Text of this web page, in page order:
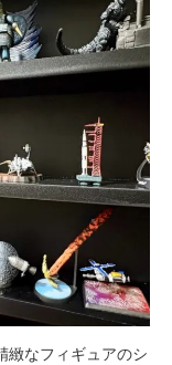
緻なフィギュアのシ